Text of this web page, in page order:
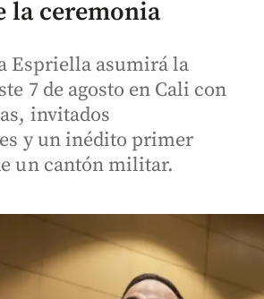
la ceremonia
Espriella asumirá la
7 de agosto en Cali con
invitados
y un inédito primer
un cantón militar.